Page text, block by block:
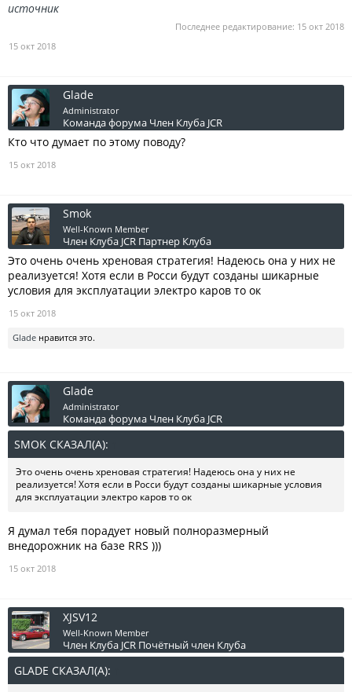
источник
Последнее редактирование: 15 окт 2018
15 окт 2018
Glade
Administrator
Команда форума Член Клуба JCR
Кто что думает по этому поводу?
15 окт 2018
Smok
Well-Known Member
Член Клуба JCR Партнер Клуба
Это очень очень хреновая стратегия! Надеюсь она у них не
реализуется! Хотя если в Росси будут созданы шикарные
условия для эксплуатации электро каров то ок
15 окт 2018
Glade нравится это.
Glade
Administrator
Команда форума Член Клуба JCR
SMOK СКАЗАЛ(А):
Это очень очень хреновая стратегия! Надеюсь она у них не
реализуется! Хотя если в Росси будут созданы шикарные условия
для эксплуатации электро каров то ок
Я думал тебя порадует новый полноразмерный
внедорожник на базе RRS )))
15 окт 2018
XJSV12
Well-Known Member
Член Клуба JCR Почётный член Клуба
GLADE СКАЗАЛ(А):